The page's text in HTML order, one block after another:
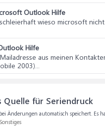
Outlook Hilfe
wieso microsoft
Hilfe
aus meinen
2003)...
Quelle für Seriendruck
Änderungen automatisch speichert. Es
Sonstiges